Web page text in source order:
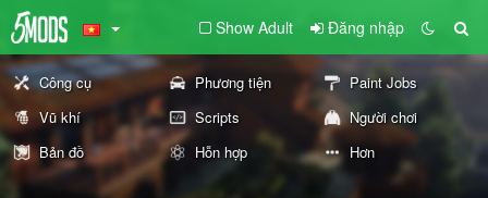
Show Adult Đăng nhập
Công cụ Phương tiện
Paint Jobs
Vũ khí
Scripts
Người chơi
Bản đồ
Hỗn hợp Hơn